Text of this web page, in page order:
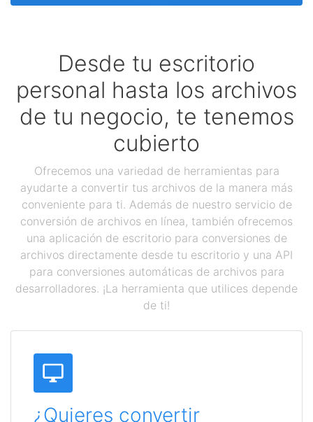
Desde tu escritorio
personal hasta los archivos
de tu negocio, te tenemos
cubierto
Ofrecemos una variedad de herramientas para
ayudarte a convertir tus archivos de la manera más
conveniente para ti. Además de nuestro servicio de
conversión de archivos en línea, también ofrecemos
una aplicación de escritorio para conversiones de
archivos directamente desde tu escritorio y una API
para conversiones automáticas de archivos para
desarrolladores. ¡La herramienta que utilices depende
de ti!
¿Quieres convertir